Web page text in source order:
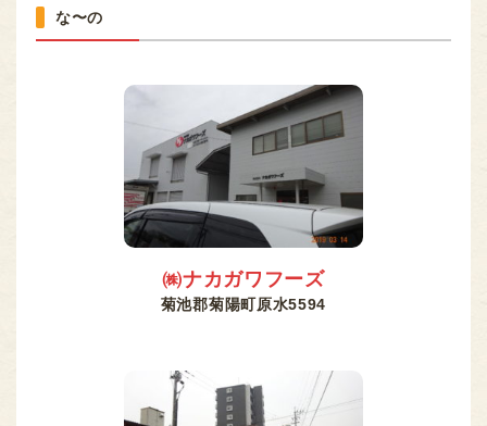
な〜の
㈱ナカガワフーズ
菊池郡菊陽町原水5594